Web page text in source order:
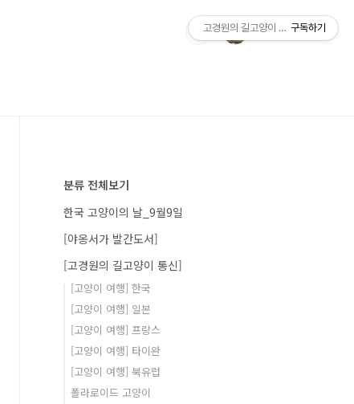
분류 전체보기
한국 고양이의 날_9월9일
[야옹서가 발간도서]
[고경원의 길고양이 통신]
[고양이 여행] 한국
[고양이 여행] 일본
[고양이 여행] 프랑스
[고양이 여행] 타이완
[고양이 여행] 북유럽
폴라로이드 고양이
고경원의 길고양이 통신+야옹서가
구독하기